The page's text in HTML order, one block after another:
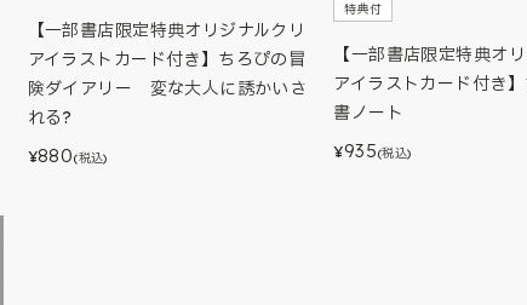
【一部書店限定特典オリジナルクリ
アイラストカード付き】ちろぴの冒
険ダイアリー 変な大人に誘かいさ
れる?
¥880(税込)
特典付
【一部書店限定特典オ
アイラストカード付き
書ノート
¥935(税込)